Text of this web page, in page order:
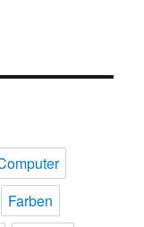
Farben